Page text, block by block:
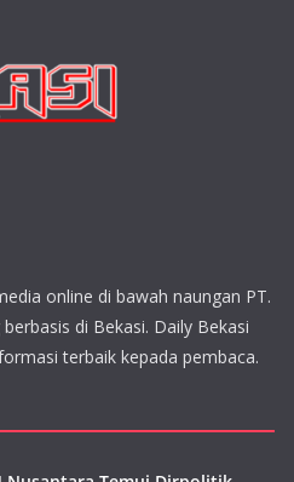
online di bawah naungan PT.
di Bekasi. Daily Bekasi
terbaik kepada pembaca.